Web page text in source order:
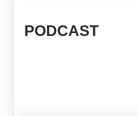
PODCAST